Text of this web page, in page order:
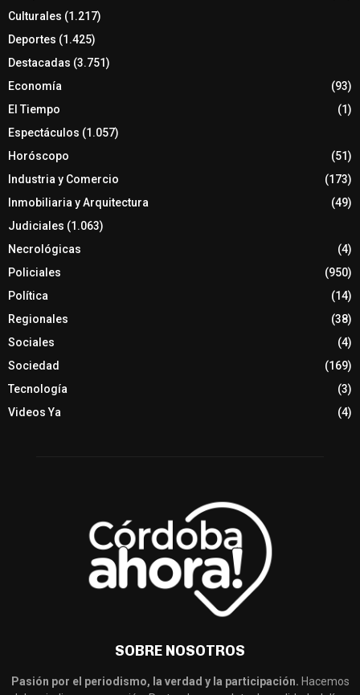
Culturales (1.217)
Deportes (1.425)
Destacadas (3.751)
Economía
(93)
El Tiempo
(1)
Espectáculos (1.057)
Horóscopo
(51)
Industria y Comercio
(173)
Inmobiliaria y Arquitectura
(49)
Judiciales (1.063)
Necrológicas
(4)
Policiales
(950)
Política
(14)
Regionales
(38)
Sociales
(4)
Sociedad
(169)
Tecnología
(3)
Videos Ya
(4)
SOBRE NOSOTROS
Pasión por el periodismo, la verdad y la participación. Hacemos